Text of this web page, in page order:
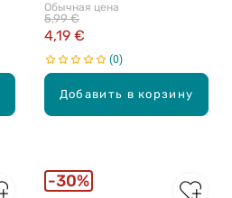
Добавить в корзину
Обычная цена
4,19 €
5,99 €
0
30%